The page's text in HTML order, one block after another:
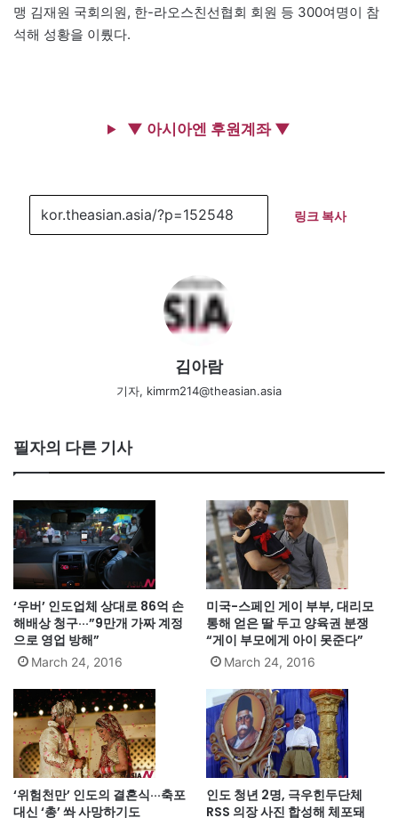
맹 김재원 국회의원, 한-라오스친선협회 회원 등 300여명이 참
석해 성황을 이뤘다.
▼ 아시아엔 후원계좌 ▼
링크 복사
김아람
기자, kimrm214@theasian.asia
필자의 다른 기사
‘우버’ 인도업체 상대로 86억 손
해배상 청구···”9만개 가짜 계정
으로 영업 방해”
March 24, 2016
미국-스페인 게이 부부, 대리모
통해 얻은 딸 두고 양육권 분쟁
“게이 부모에게 아이 못준다”
March 24, 2016
‘위험천만’ 인도의 결혼식···축포
대신 ‘총’ 쏴 사망하기도
인도 청년 2명, 극우힌두단체
RSS 의장 사진 합성해 체포돼